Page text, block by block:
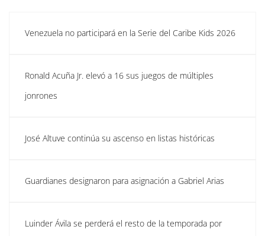
Venezuela no participará en la Serie del Caribe Kids 2026
Ronald Acuña Jr. elevó a 16 sus juegos de múltiples
jonrones
José Altuve continúa su ascenso en listas históricas
Guardianes designaron para asignación a Gabriel Arias
Luinder Ávila se perderá el resto de la temporada por